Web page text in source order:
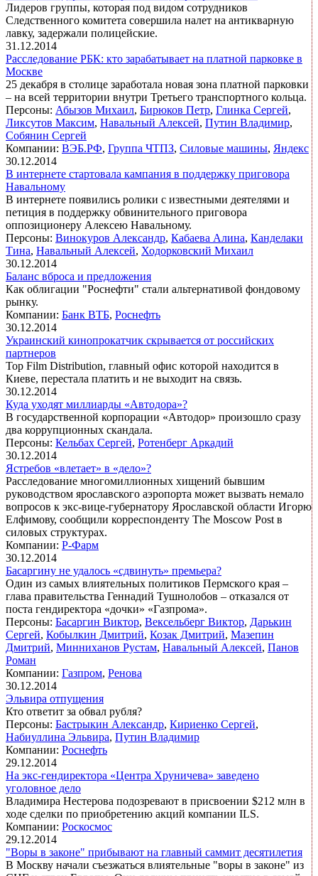
Лидеров группы, которая под видом сотрудников
Следственного комитета совершила налет на антикварную
лавку, задержали полицейские.
31.12.2014
Расследование РБК: кто зарабатывает на платной парковке в
Москве
25 декабря в столице заработала новая зона платной парковки
– на всей территории внутри Третьего транспортного кольца.
Персоны: Абызов Михаил, Бирюков Петр, Глинка Сергей,
Ликсутов Максим, Навальный Алексей, Путин Владимир,
Собянин Сергей
Компании: ВЭБ.РФ, Группа ЧТПЗ, Силовые машины, Яндекс
30.12.2014
В интернете стартовала кампания в поддержку приговора
Навальному
В интернете появились ролики с известными деятелями и
петиция в поддержку обвинительного приговора
оппозиционеру Алексею Навальному.
Персоны: Винокуров Александр, Кабаева Алина, Канделаки
Тина, Навальный Алексей, Ходорковский Михаил
30.12.2014
Баланс вброса и предложения
Как облигации "Роснефти" стали альтернативой фондовому
рынку.
Компании: Банк ВТБ, Роснефть
30.12.2014
Украинский кинопрокатчик скрывается от российских
партнеров
Top Film Distribution, главный офис которой находится в
Киеве, перестала платить и не выходит на связь.
30.12.2014
Куда уходят миллиарды «Автодора»?
В государственной корпорации «Автодор» произошло сразу
два коррупционных скандала.
Персоны: Кельбах Сергей, Ротенберг Аркадий
30.12.2014
Ястребов «влетает» в «дело»?
Расследование многомиллионных хищений бывшим
руководством ярославского аэропорта может вызвать немало
вопросов к экс-вице-губернатору Ярославской области Игорю
Елфимову, сообщили корреспонденту The Moscow Post в
силовых структурах.
Компании: Р-Фарм
30.12.2014
Басаргину не удалось «сдвинуть» премьера?
Один из самых влиятельных политиков Пермского края –
глава правительства Геннадий Тушнолобов – отказался от
поста гендиректора «дочки» «Газпрома».
Персоны: Басаргин Виктор, Вексельберг Виктор, Дарькин
Сергей, Кобылкин Дмитрий, Козак Дмитрий, Мазепин
Дмитрий, Минниханов Рустам, Навальный Алексей, Панов
Роман
Компании: Газпром, Ренова
30.12.2014
Эльвира отпущения
Кто ответит за обвал рубля?
Персоны: Бастрыкин Александр, Кириенко Сергей,
Набиуллина Эльвира, Путин Владимир
Компании: Роснефть
29.12.2014
На экс-гендиректора «Центра Хруничева» заведено
уголовное дело
Владимира Нестерова подозревают в присвоении $212 млн в
ходе сделки по приобретению акций компании ILS.
Компании: Роскосмос
29.12.2014
"Воры в законе" прибывают на главный саммит десятилетия
В Москву начали съезжаться влиятельные "воры в законе" из